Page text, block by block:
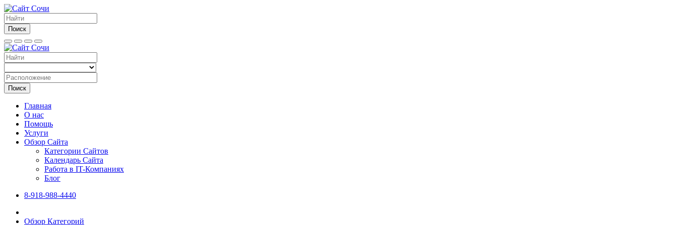
Поиск
Поиск
Главная
О нас
Помощь
Услуги
Обзор Сайта
Категории Сайтов
Календарь Сайта
Работа в IT-Компаниях
Блог
8-918-988-4440
Обзор Категорий